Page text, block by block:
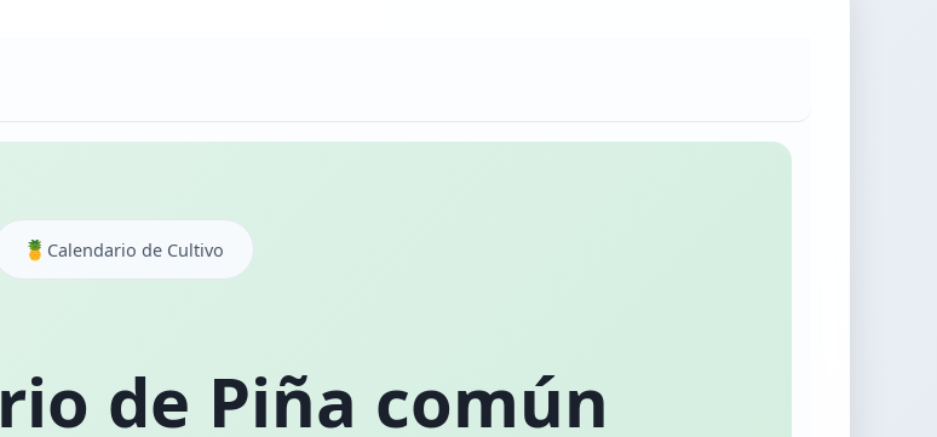
🍍 Calendario de Cultivo
de Piña común